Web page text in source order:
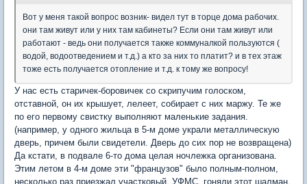
Вот у меня такой вопрос возник- видел тут в торце дома рабочих.
они там живут или у них там кабинеты? Если они там живут или
работают - ведь они получается также коммуналкой пользуются (
водой, водоотведением и т.д.) а кто за них то платит? и в тех этаж
тоже есть получается отопление и т.д. к тому же вопросу!
У нас есть старичек-боровичек со скрипучим голоском,
отставной, он их крышует, лелеет, собирает с них маржу. Те же
по его первому свистку выполняют маленькие задания.
(например, у одного жильца в 5-м доме украли металлическую
дверь, причем были свидетели. Дверь до сих пор не возвращена)
Да кстати, в подвале 6-то дома целая ночлежка организована.
Этим летом в 4-м доме эти "французов" было полным-полном,
несколько раз приезжал участковый, УФМС, гоняли этот шалман.